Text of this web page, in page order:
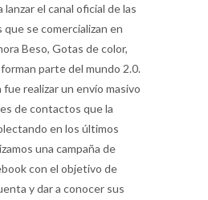
lanzar el canal oficial de las
se comercializan en
Beso, Gotas de color,
parte del mundo 2.0.
fue realizar un envío masivo
de contactos que la
en los últimos
una campaña de
con el objetivo de
y dar a conocer sus